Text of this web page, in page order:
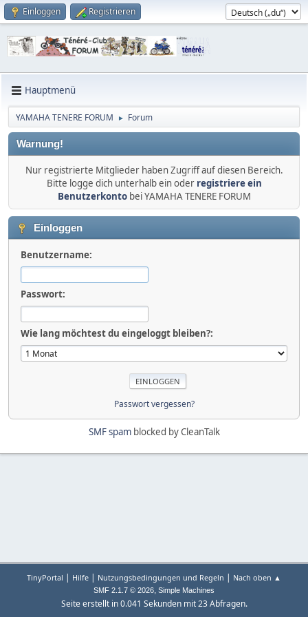
Einloggen Registrieren
Hauptmenü
YAMAHA TENERE FORUM ► Forum
Warnung!
Nur registrierte Mitglieder haben Zugriff auf diesen Bereich.
Bitte logge dich unterhalb ein oder registriere ein
Benutzerkontobei YAMAHA TENERE FORUM
Einloggen
Benutzername:
Passwort:
Wie lang möchtest du eingeloggt bleiben?:
Passwort vergessen?
SMF spamblocked by CleanTalk
TinyPortal | Hilfe | Nutzungsbedingungen und Regeln | Nach oben ▲
SMF 2.1.7 © 2026, Simple Machines
Seite erstellt in 0.041 Sekunden mit 23 Abfragen.